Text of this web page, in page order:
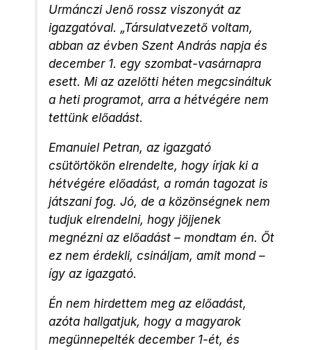
Urmánczi Jenő rossz viszonyát az
igazgatóval. „Társulatvezető voltam,
abban az évben Szent András napja és
december 1. egy szombat-vasárnapra
esett. Mi az azelőtti héten megcsináltuk
a heti programot, arra a hétvégére nem
tettünk előadást.
Emanuiel Petran, az igazgató
csütörtökön elrendelte, hogy írjak ki a
hétvégére előadást, a román tagozat is
játszani fog. Jó, de a közönségnek nem
tudjuk elrendelni, hogy jöjjenek
megnézni az előadást – mondtam én. Őt
ez nem érdekli, csináljam, amit mond –
így az igazgató.
Én nem hirdettem meg az előadást,
azóta hallgatjuk, hogy a magyarok
megünnepelték december 1-ét, és